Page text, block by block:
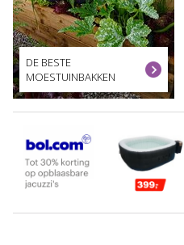
DE BESTE
MOESTUINBAKKEN